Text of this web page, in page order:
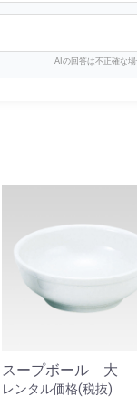
AIの回答は不正確な
スープボール 大
レンタル価格(税抜)